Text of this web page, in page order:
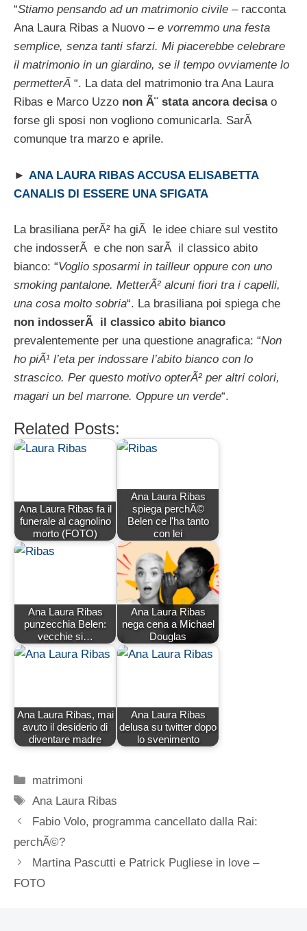
“Stiamo pensando ad un matrimonio civile – racconta
Ana Laura Ribas a Nuovo – e vorremmo una festa
semplice, senza tanti sfarzi. Mi piacerebbe celebrare
il matrimonio in un giardino, se il tempo ovviamente lo
permetterÃ “. La data del matrimonio tra Ana Laura
Ribas e Marco Uzzo non Ã¨ stata ancora decisa o
forse gli sposi non vogliono comunicarla. SarÃ
comunque tra marzo e aprile.
► ANA LAURA RIBAS ACCUSA ELISABETTA
CANALIS DI ESSERE UNA SFIGATA
La brasiliana perÃ² ha giÃ le idee chiare sul vestito
che indosserÃ e che non sarÃ il classico abito
bianco: “Voglio sposarmi in tailleur oppure con uno
smoking pantalone. MetterÃ² alcuni fiori tra i capelli,
una cosa molto sobria“. La brasiliana poi spiega che
non indosserÃ il classico abito bianco
prevalentemente per una questione anagrafica: “Non
ho piÃ¹ l’eta per indossare l’abito bianco con lo
strascico. Per questo motivo opterÃ² per altri colori,
magari un bel marrone. Oppure un verde“.
Related Posts:
Ana Laura Ribas fa il
funerale al cagnolino
morto (FOTO)
Ana Laura Ribas
spiega perchÃ©
Belen ce l'ha tanto
con lei
Ana Laura Ribas
punzecchia Belen:
vecchie si…
Ana Laura Ribas
nega cena a Michael
Douglas
Ana Laura Ribas, mai
avuto il desiderio di
diventare madre
Ana Laura Ribas
delusa su twitter dopo
lo svenimento
Categorie
matrimoni
Tag
Ana Laura Ribas
Fabio Volo, programma cancellato dalla Rai:
perchÃ©?
Martina Pascutti e Patrick Pugliese in love –
FOTO